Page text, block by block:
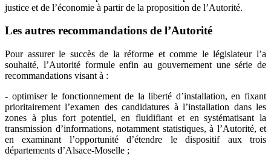
justice et de l’économie à partir de la proposition de l’Autorité.
Les autres recommandations de l’Autorité
Pour assurer le succès de la réforme et comme le législateur l’a
souhaité, l’Autorité formule enfin au gouvernement une série de
recommandations visant à :
- optimiser le fonctionnement de la liberté d’installation, en fixant
prioritairement l’examen des candidatures à l’installation dans les
zones à plus fort potentiel, en fluidifiant et en systématisant la
transmission d’informations, notamment statistiques, à l’Autorité, et
en examinant l’opportunité d’étendre le dispositif aux trois
départements d’Alsace-Moselle ;